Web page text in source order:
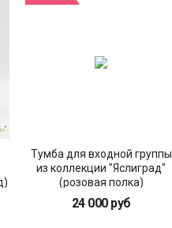
Тумба для входной группы
из коллекции "Яслиград"
(розовая полка)
24 000 руб